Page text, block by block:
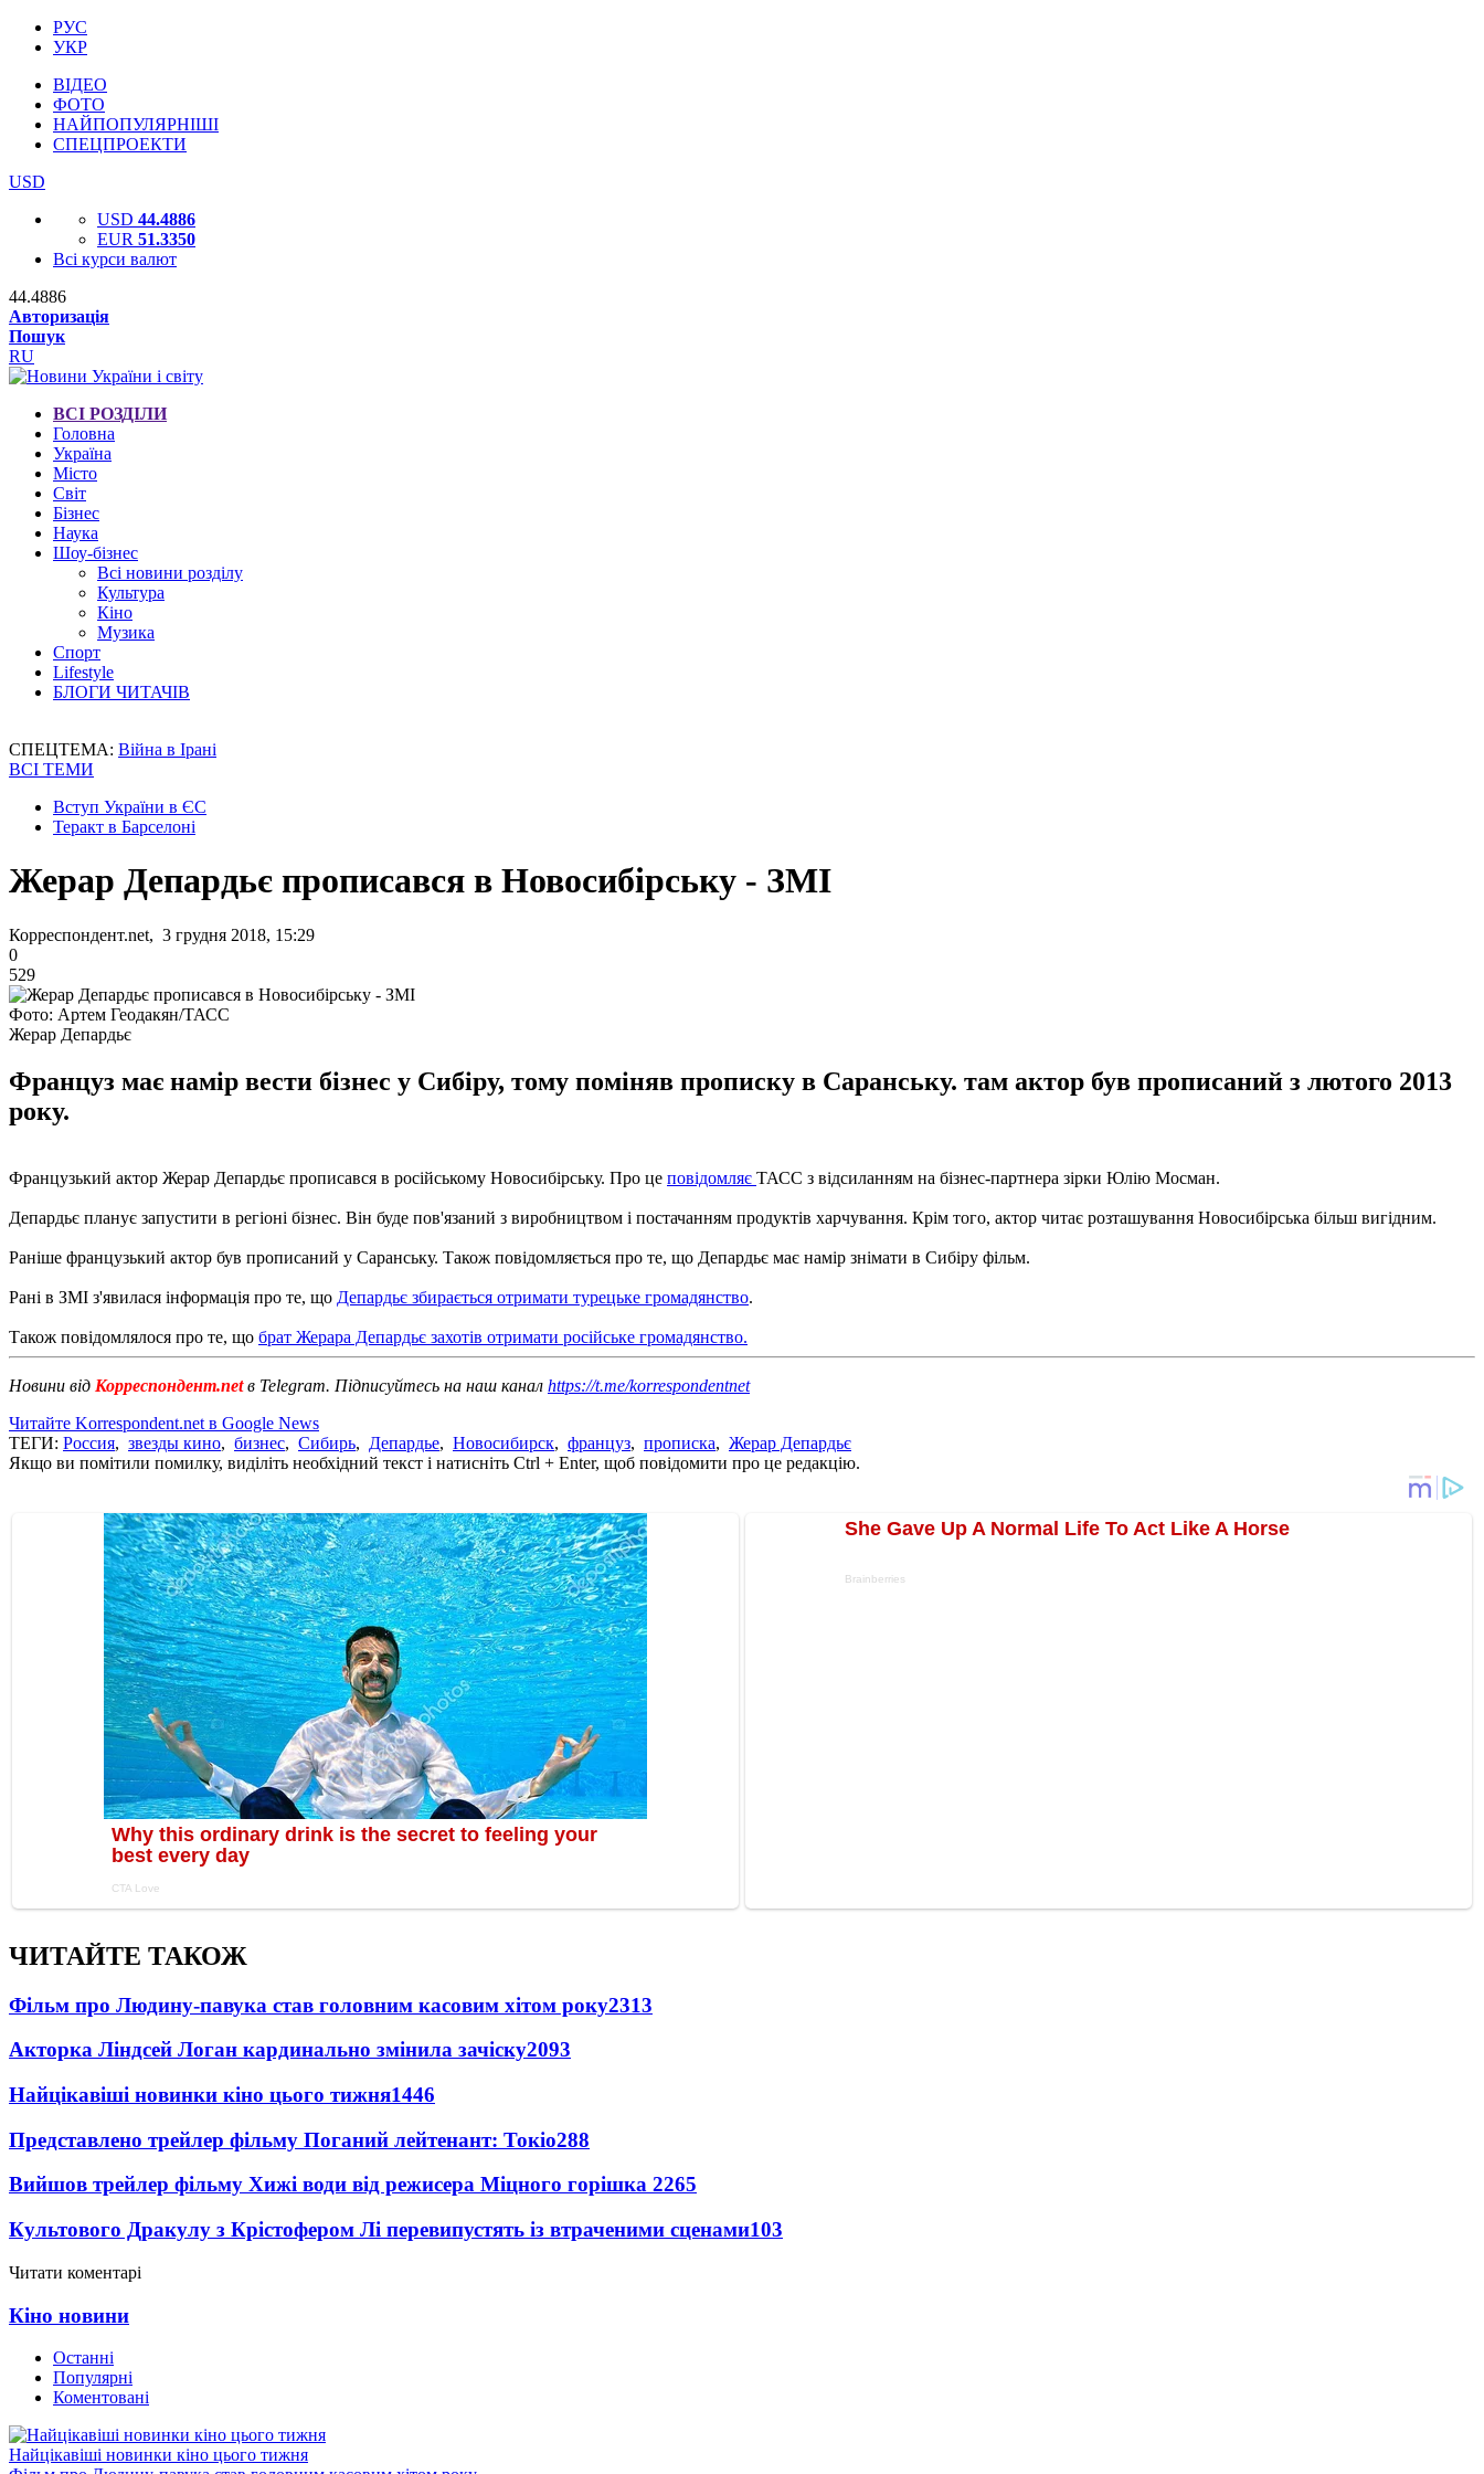
РУС
УКР
ВІДЕО
ФОТО
НАЙПОПУЛЯРНІШІ
СПЕЦПРОЕКТИ
USD
USD 44.4886
EUR 51.3350
Всі курси валют
44.4886
Авторизація
Пошук
RU
ВСІ РОЗДІЛИ
Головна
Україна
Місто
Світ
Бізнес
Наука
Шоу-бізнес
Всі новини розділу
Культура
Кіно
Музика
Спорт
Lifestyle
БЛОГИ ЧИТАЧІВ
СПЕЦТЕМА: Війна в Ірані
ВСІ ТЕМИ
Вступ України в ЄС
Теракт в Барселоні
Жерар Депардьє прописався в Новосибірську - ЗМІ
Корреспондент.net, 3 грудня 2018, 15:29
0
529
Фото: Артем Геодакян/ТАСС
Жерар Депардьє
Француз має намір вести бізнес у Сибіру, тому поміняв прописку в Саранську. там актор був прописаний з лютого 2013
року.
Французький актор Жерар Депардьє прописався в російському Новосибірську. Про це повідомляє ТАСС з відсиланням на бізнес-партнера зірки Юлію Мосман.
Депардьє планує запустити в регіоні бізнес. Він буде пов'язаний з виробництвом і постачанням продуктів харчування. Крім того, актор читає розташування Новосибірська більш вигідним.
Раніше французький актор був прописаний у Саранську. Також повідомляється про те, що Депардьє має намір знімати в Сибіру фільм.
Рані в ЗМІ з'явилася інформація про те, що Депардьє збирається отримати турецьке громадянство.
Також повідомлялося про те, що брат Жерара Депардьє захотів отримати російське громадянство.
Новини від Корреспондент.netв Telegram. Підписуйтесь на наш канал https://t.me/korrespondentnet
Читайте Korrespondent.net в Google News
ТЕГИ: Россия, звезды кино, бизнес, Сибирь, Депардье, Новосибирск, француз, прописка, Жерар Депардьє
Якщо ви помітили помилку, виділіть необхідний текст і натисніть Ctrl + Enter, щоб повідомити про це редакцію.
ЧИТАЙТЕ ТАКОЖ
Фільм про Людину-павука став головним касовим хітом року2313
Акторка Ліндсей Логан кардинально змінила зачіску2093
Найцікавіші новинки кіно цього тижня1446
Представлено трейлер фільму Поганий лейтенант: Токіо288
Вийшов трейлер фільму Хижі води від режисера Міцного горішка 2265
Культового Дракулу з Крістофером Лі перевипустять із втраченими сценами103
Читати коментарі
Кіно новини
Останні
Популярні
Коментовані
Найцікавіші новинки кіно цього тижня